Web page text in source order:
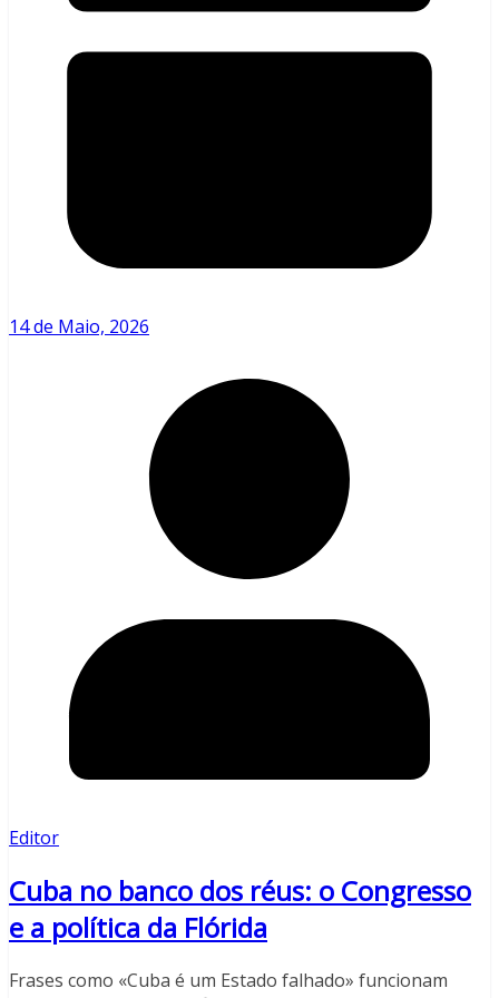
14 de Maio, 2026
Editor
Cuba no banco dos réus: o Congresso
e a política da Flórida
Frases como «Cuba é um Estado falhado» funcionam